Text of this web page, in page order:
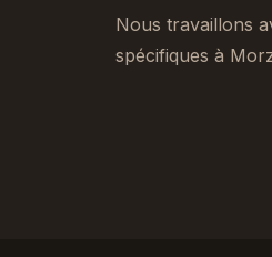
Nous travaillons
spécifiques à